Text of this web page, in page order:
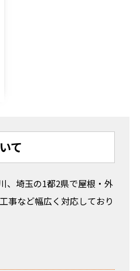
て
、埼玉の1都2県で屋根・外
事など幅広く対応しており